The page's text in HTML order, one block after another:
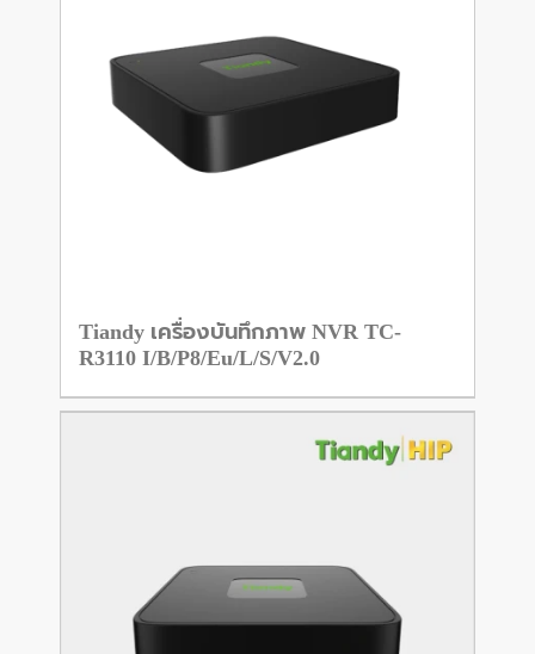
Tiandy เครื่องบันทึกภาพ NVR TC-
R3110 I/B/P8/Eu/L/S/V2.0